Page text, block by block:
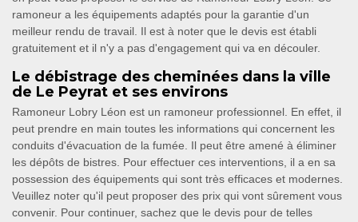
ramoneur a les équipements adaptés pour la garantie d'un
meilleur rendu de travail. Il est à noter que le devis est établi
gratuitement et il n'y a pas d'engagement qui va en découler.
Le débistrage des cheminées dans la ville
de Le Peyrat et ses environs
Ramoneur Lobry Léon est un ramoneur professionnel. En effet, il
peut prendre en main toutes les informations qui concernent les
conduits d'évacuation de la fumée. Il peut être amené à éliminer
les dépôts de bistres. Pour effectuer ces interventions, il a en sa
possession des équipements qui sont très efficaces et modernes.
Veuillez noter qu'il peut proposer des prix qui vont sûrement vous
convenir. Pour continuer, sachez que le devis pour de telles